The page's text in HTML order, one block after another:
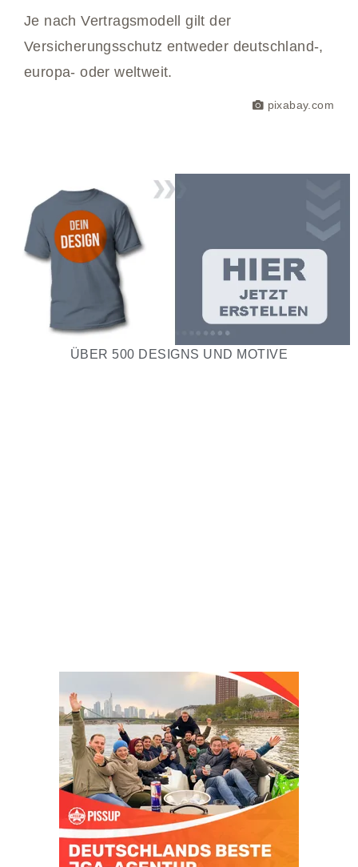
Je nach Vertragsmodell gilt der
Versicherungsschutz entweder deutschland-,
europa- oder weltweit.
pixabay.com
ÜBER 500 DESIGNS UND MOTIVE